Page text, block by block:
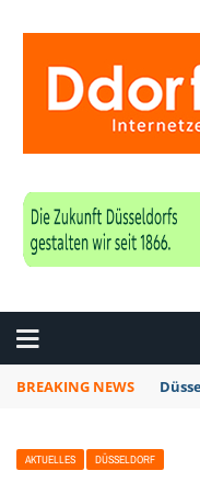
BREAKING NEWS
AKTUELLES DÜSSELDORF